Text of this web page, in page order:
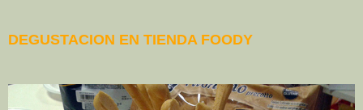
DEGUSTACION EN TIENDA FOODY